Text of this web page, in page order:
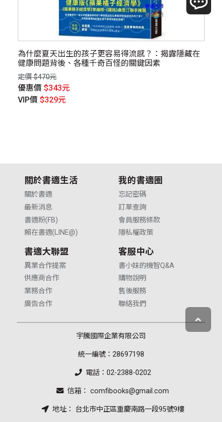
為什麼夏天出生的孩子更容易得流感？：揭露隱藏在
健康問題背後、各種千奇百怪的關鍵因素
定價 $470元
優惠價 $343元
VIP價 $329元
關於書適生活
關於書適
最新消息
書適粉(FB)
賴在書適(LINE@)
我的書適圈
忘記密碼
訂單查詢
會員服務條款
隱私權政策
書適大聯盟
異業合作提案
供應商合作
業務合作
廣告合作
客服中心
書小妹的機智Q&A
購物說明
售後服務
聯絡我們
宇騰國際企業有限公司
統一編號：28697198
電話：02-2388-0202
信箱： comfibooks@gmail.com
地址： 台北市中正區重慶南路一段95號9樓